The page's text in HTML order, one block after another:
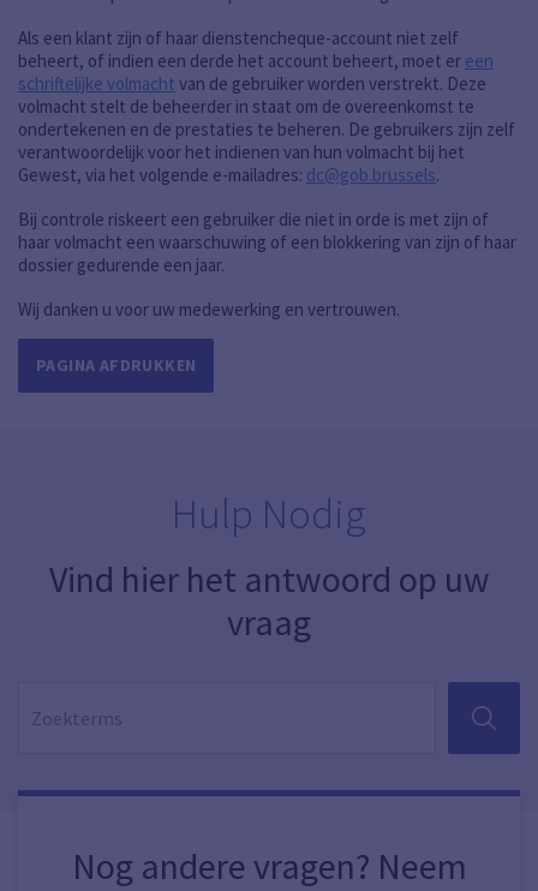
Als een klant zijn of haar dienstencheque-account niet zelf
beheert, of indien een derde het account beheert, moet er een
schriftelijke volmacht van de gebruiker worden verstrekt. Deze
volmacht stelt de beheerder in staat om de overeenkomst te
ondertekenen en de prestaties te beheren. De gebruikers zijn zelf
verantwoordelijk voor het indienen van hun volmacht bij het
Gewest, via het volgende e-mailadres: dc@gob.brussels.
Bij controle riskeert een gebruiker die niet in orde is met zijn of
haar volmacht een waarschuwing of een blokkering van zijn of haar
dossier gedurende een jaar.
Wij danken u voor uw medewerking en vertrouwen.
PAGINA AFDRUKKEN
Hulp Nodig
Vind hier het antwoord op uw
vraag
ZOEKEN
Nog andere vragen? Neem